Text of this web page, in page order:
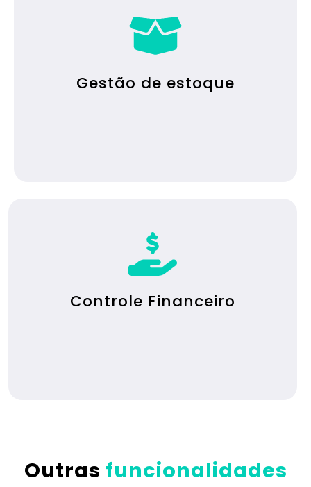
Gestão de estoque
Controle Financeiro
Outras funcionalidades